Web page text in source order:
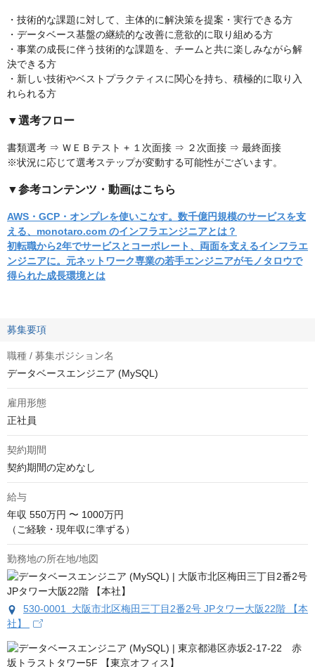
・技術的な課題に対して、主体的に解決策を提案・実行できる方
・データベース基盤の継続的な改善に意欲的に取り組める方
・事業の成長に伴う技術的な課題を、チームと共に楽しみながら解
決できる方
・新しい技術やベストプラクティスに関心を持ち、積極的に取り入
れられる方
▼選考フロー
書類選考 ⇒ ＷＥＢテスト + １次面接 ⇒ ２次面接 ⇒ 最終面接
※状況に応じて選考ステップが変動する可能性がございます。
▼参考コンテンツ・動画はこちら
AWS・GCP・オンプレを使いこなす。数千億円規模のサービスを支
える、monotaro.com のインフラエンジニアとは？
初転職から2年でサービスとコーポレート、両面を支えるインフラエ
ンジニアに。元ネットワーク専業の若手エンジニアがモノタロウで
得られた成長環境とは
募集要項
職種 / 募集ポジション名
データベースエンジニア (MySQL)
雇用形態
正社員
契約期間
契約期間の定めなし
給与
年収 550万円 〜 1000万円
（ご経験・現年収に準ずる）
勤務地の所在地/地図
530-0001 大阪市北区梅田三丁目2番2号 JPタワー大阪22階 【本
社】